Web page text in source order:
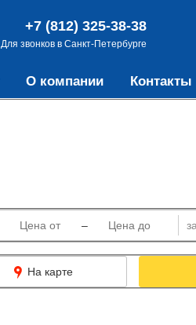
+7 (812) 325-38-38
Для звонков в Санкт-Петербурге
О компании Контакты
–
На карте